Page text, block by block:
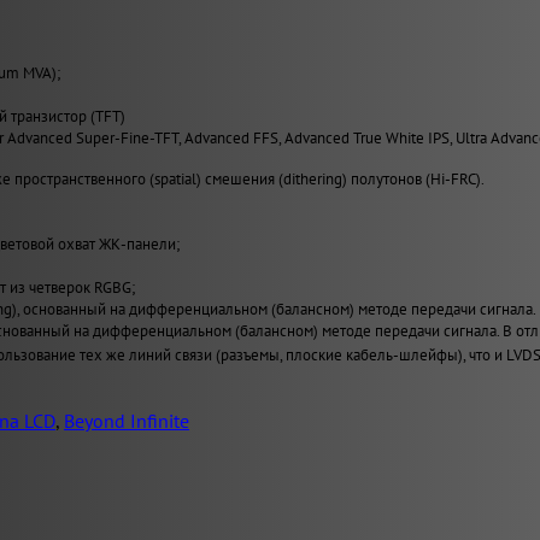
MVA);
(TFT)
Super-Fine-TFT, Advanced FFS, Advanced True White IPS, Ultra
пространственного (spatial) смешения (dithering) полутонов (Hi-FRC).
охват ЖК-панели;
четверок RGBG;
основанный на дифференциальном (балансном) методе передачи сигнала.
на дифференциальном (балансном) методе передачи сигнала. В
тех же линий связи (разъемы, плоские кабель-шлейфы), что и
LCD, Beyond Infinite